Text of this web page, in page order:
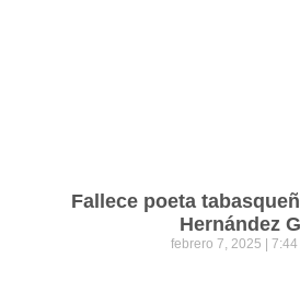
Fallece poeta
Hernández
febrero 7, 2025 7:44